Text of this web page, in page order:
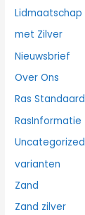
Lidmaatschap
met Zilver
Nieuwsbrief
Over Ons
Ras Standaard
RasInformatie
Uncategorized
varianten
Zand
Zand zilver